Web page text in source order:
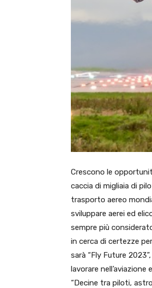
Crescono le
caccia di migliaia di
trasporto aereo
sviluppare aerei ed
sempre più
in cerca di certezze
sarà “Fly Future
lavorare
“Decine tra piloti,